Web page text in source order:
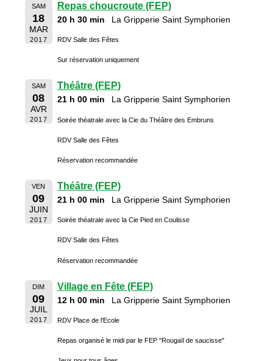
SAM
18
MAR
2017
Repas choucroute (FEP)
20 h 30 min La Gripperie Saint Symphorien
RDV Salle des Fêtes
Sur réservation uniquement
SAM
08
AVR
2017
Théâtre (FEP)
21 h 00 min La Gripperie Saint Symphorien
Soirée théatrale avec la Cie du Théâtre des Embruns
RDV Salle des Fêtes
Réservation recommandée
VEN
09
JUIN
2017
Théâtre (FEP)
21 h 00 min La Gripperie Saint Symphorien
Soirée théatrale avec la Cie Pied en Coulisse
RDV Salle des Fêtes
Réservation recommandée
DIM
09
JUIL
2017
Village en Fête (FEP)
12 h 00 min La Gripperie Saint Symphorien
RDV Place de l'Ecole
Repas organisé le midi par le FEP "Rougaïl de saucisse"